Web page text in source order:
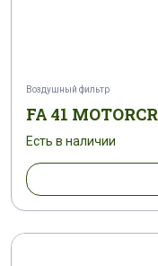
Воздушный фильтр
FA 41
Есть в наличии